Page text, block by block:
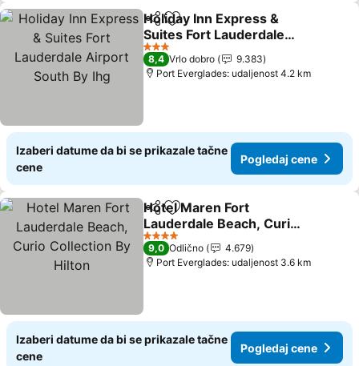
Deli Dodati u favorite
Holiday Inn Express &
Suites Fort Lauderdale
Airport South By Ihg
3 Zvezdice
8,4 Vrlo dobro
9.383
Port Everglades: udaljenost 4.2 km
Izaberi datume da bi se prikazale tačne
cene
Pogledaj cene
Deli Dodati u favorite
Hotel Maren Fort
Lauderdale Beach, Curio
Collection By Hilton
4 Zvezdice
9,0 Odlično
4.679
Port Everglades: udaljenost 3.6 km
Izaberi datume da bi se prikazale tačne
cene
Pogledaj cene